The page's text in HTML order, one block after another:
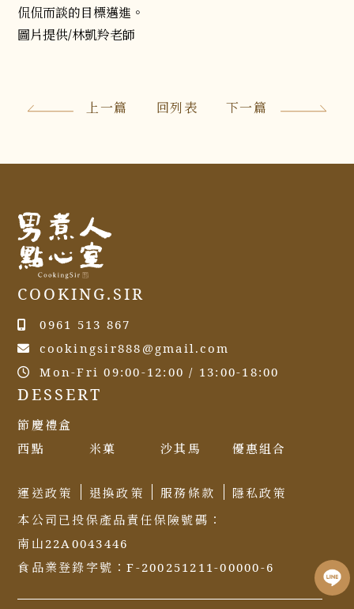
侃侃而談的目標邁進。
圖片提供/林凱羚老師
上一篇 回列表 下一篇
COOKING.SIR
0961 513 867
cookingsir888@gmail.com
Mon-Fri 09:00-12:00 / 13:00-18:00
DESSERT
節慶禮盒
西點
米菓 沙其馬 優惠組合
運送政策 退換政策 服務條款
隱私政策
本公司已投保產品責任保險號碼：
南山22A0043446
食品業登錄字號：F-200251211-00000-6